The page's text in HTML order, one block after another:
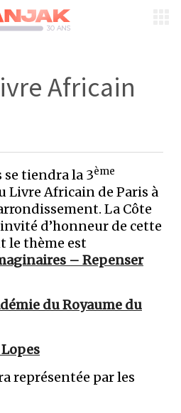
Africain
se tiendra la 3ème
Livre Africain de Paris à
La Côte
d’honneur de cette
le thème est
– Repenser
du Royaume du
représentée par les